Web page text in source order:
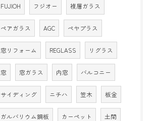
FUJIOH フジオー 複層ガラス
ペアガラス AGC ペヤプラス
窓リフォーム REGLASS リグラス
窓 窓ガラス 内窓 バルコニー
サイディング ニチハ 笠木 板金
ガルバリウム鋼板 カーペット 土間